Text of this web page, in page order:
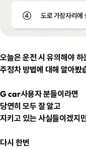
오늘은 운전 시 유의해야 하
주정차 방법에 대해 알아봤
G car사용자 분들이라면
당연히 모두 잘 알고
지키고 있는 사실들이겠지
다시 한번